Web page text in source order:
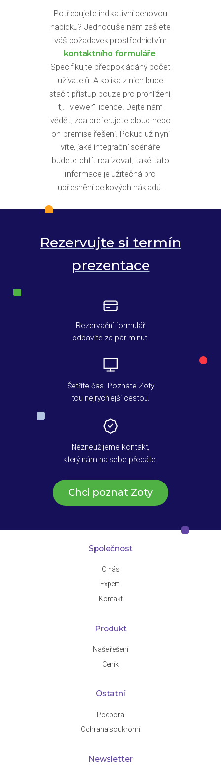
Potřebujete indikativní cenovou
nabídku? Jednoduše nám zašlete
váš požadavek prostřednictvím
kontaktního formuláře
Specifikujte předpokládáný počet
uživatelů. A kolika z nich bude
stačit přístup pouze pro prohlížení,
tj. "viewer" licence. Dejte nám
vědět, zda preferujete cloud nebo
on-premise řešení. Pokud už nyní
víte, jaké integrační scénáře
budete chtít realizovat, také tato
informace je užitečná pro
upřesnění celkových nákladů.
Rezervujte si termín
prezentace
Rezervační formulář
odbavíte za pár minut.
Šetříte čas. Poznáte Zoty
tou nejrychlejší cestou.
Nezneužijeme kontakt,
který nám na sebe předáte.
Chci poznat Zoty
Společnost
O nás
Experti
Kontakt
Produkt
Naše řešení
Ceník
Ostatní
Podpora
Ochrana soukromí
Newsletter